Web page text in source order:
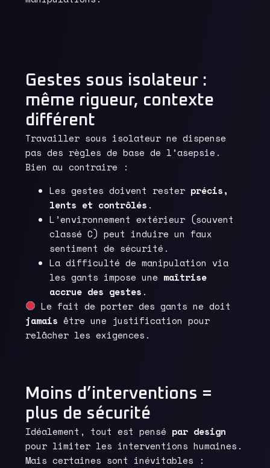
Gestes sous isolateur :
même rigueur, contexte
différent
Travailler sous isolateur ne dispense
pas des règles de base de l’asepsie.
Bien au contraire :
Les gestes doivent rester précis,
lents et contrôlés .
L’environnement extérieur (souvent
classé C) peut induire un faux
sentiment de sécurité.
La difficulté de manipulation via
les gants impose une maîtrise
accrue des gestes .
Le fait de porter des gants ne doit
jamais être une justification pour
relâcher les exigences.
Moins d’interventions =
plus de sécurité
Idéalement, tout est pensé par design
pour limiter les interventions humaines.
Mais certaines sont inévitables :